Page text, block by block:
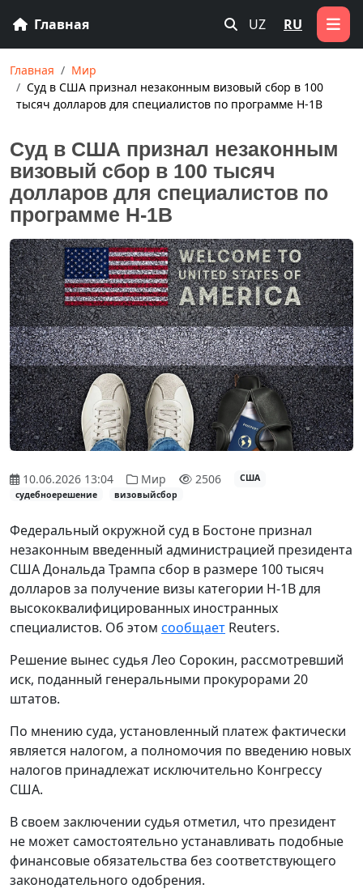
Главная UZ RU
Главная
Мир
Суд в США признал незаконным визовый сбор в 100
тысяч долларов для специалистов по программе H-1B
Суд в США признал незаконным
визовый сбор в 100 тысяч
долларов для специалистов по
программе H-1B
10.06.2026 13:04 Мир 2506
США
судебноерешение
визовыйсбор
Федеральный окружной суд в Бостоне признал
незаконным введенный администрацией президента
США Дональда Трампа сбор в размере 100 тысяч
долларов за получение визы категории H-1B для
высококвалифицированных иностранных
специалистов. Об этом сообщает Reuters.
Решение вынес судья Лео Сорокин, рассмотревший
иск, поданный генеральными прокурорами 20
штатов.
По мнению суда, установленный платеж фактически
является налогом, а полномочия по введению новых
налогов принадлежат исключительно Конгрессу
США.
В своем заключении судья отметил, что президент
не может самостоятельно устанавливать подобные
финансовые обязательства без соответствующего
законодательного одобрения.